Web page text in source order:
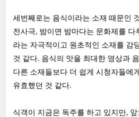
세번째로는 음식이라는 소재 때문인
전사극, 밤이면 밤마다는 문화제를 다
라는 자극적이고 원초적인 소재를 감
것 같다. 음식의 맛을 최대한 영상과
다른 소재들보다 더 쉽게 시청자들에
유효했던 것 같다.
식객이 지금은 독주를 하고 있지만,